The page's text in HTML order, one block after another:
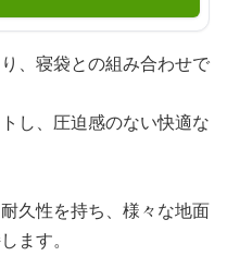
、寝袋との組み合わせで
し、圧迫感のない快適な
久性を持ち、様々な地面
ます。